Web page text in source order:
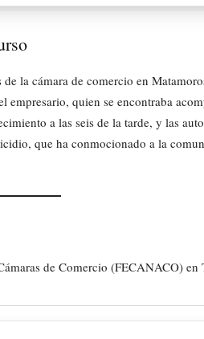
la cámara de comercio en
quien se encontraba
a las seis de la tarde, y las
que ha conmocionado a la
de Comercio (FECANACO)